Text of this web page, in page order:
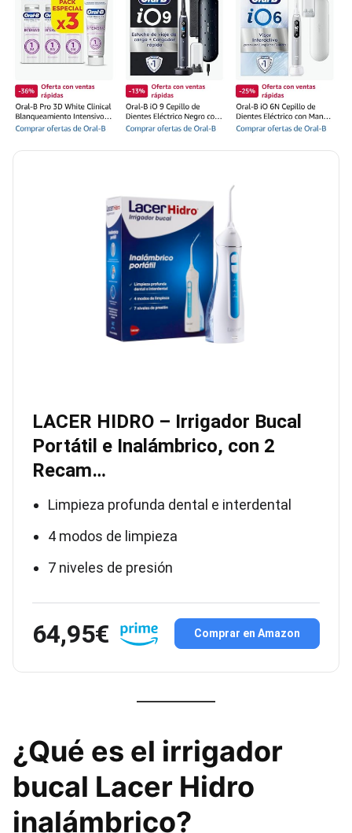
LACER HIDRO – Irrigador Bucal
Portátil e Inalámbrico, con 2
Recam…
Limpieza profunda dental e interdental
4 modos de limpieza
7 niveles de presión
64,95€ Comprar en Amazon
¿Qué es el irrigador
bucal Lacer Hidro
inalámbrico?